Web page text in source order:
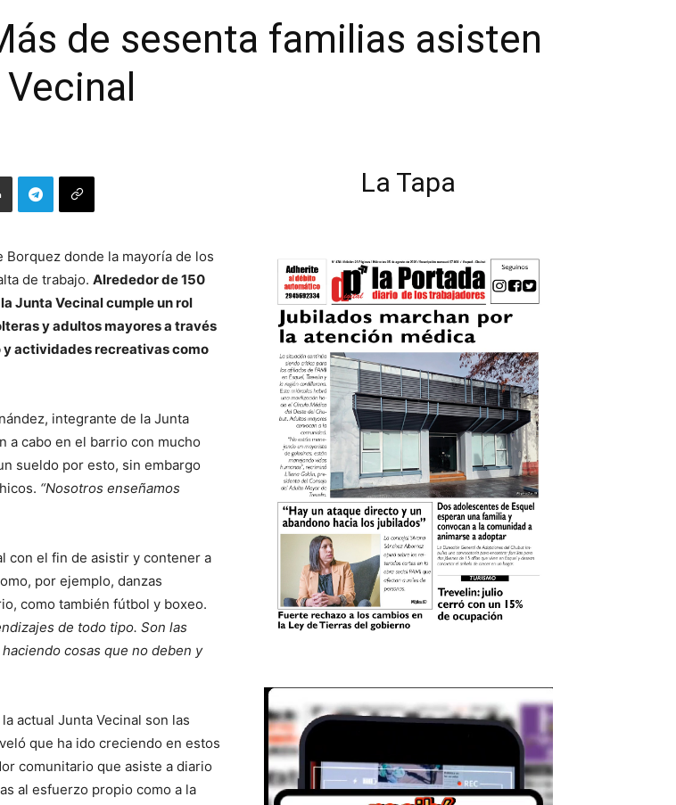
de sesenta familias asisten
donde la mayoría de los
de trabajo. Alrededor de 150
Junta Vecinal cumple un rol
y adultos mayores a través
y actividades recreativas como
integrante de la Junta
a cabo en el barrio con mucho
sueldo por esto, sin embargo
“Nosotros enseñamos
con el fin de asistir y contener a
por ejemplo, danzas
como también fútbol y boxeo.
de todo tipo. Son las
cosas que no deben y
actual Junta Vecinal son las
que ha ido creciendo en estos
comunitario que asiste a diario
al esfuerzo propio como a la
La Tapa